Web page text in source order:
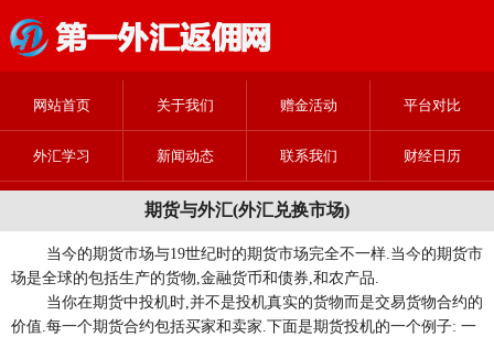
网站首页 关于我们 赠金活动 平台对比
外汇学习 新闻动态 联系我们 财经日历
期货与外汇(外汇兑换市场)
当今的期货市场与19世纪时的期货市场完全不一样.当今的期货市
场是全球的包括生产的货物,金融货币和债券,和农产品.
当你在期货中投机时,并不是投机真实的货物而是交易货物合约的
价值.每一个期货合约包括买家和卖家.下面是期货投机的一个例子: 一